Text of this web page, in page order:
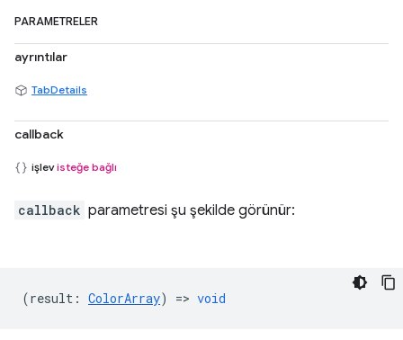
PARAMETRELER
ayrıntılar
TabDetails
callback
işlevisteğe bağlı
callback parametresi şu şekilde görünür:
(result : ColorArray) => void